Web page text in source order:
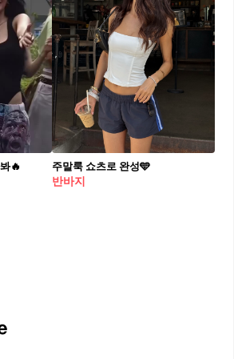
🔥
주말룩 쇼츠로 완성🩵
반바지